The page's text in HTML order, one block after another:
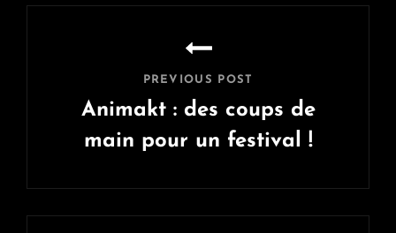
PREVIOUS POST
Animakt : des coups de
main pour un festival !
Post